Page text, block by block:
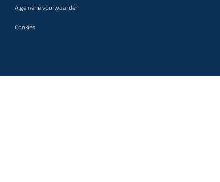
Algemene voorwaarden
Cookies